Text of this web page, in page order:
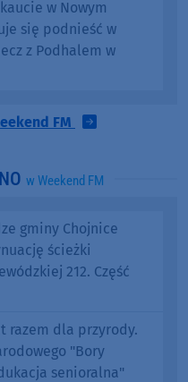
w Nowym
się podnieść w
z Podhalem w
FM
w Weekend FM
gminy Chojnice
ścieżki
212. Część
razem dla przyrody.
"Bory
senioralna"